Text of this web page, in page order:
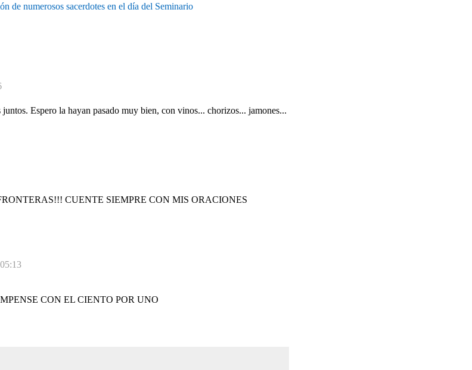
de numerosos sacerdotes en el día del Seminario
Espero la hayan pasado muy bien, con vinos... chorizos... jamones...
CUENTE SIEMPRE CON MIS ORACIONES
CON EL CIENTO POR UNO